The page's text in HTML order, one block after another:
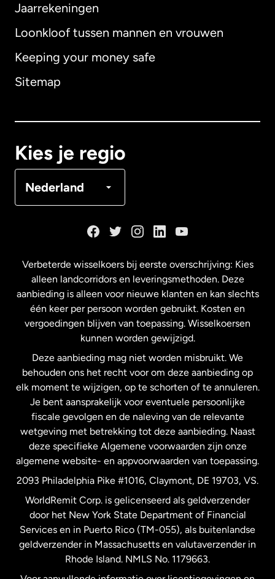
Jaarrekeningen
Loonkloof tussen mannen en vrouwen
Keeping your money safe
Sitemap
Kies je regio
Nederland
Australië
Maleisië
Nederland
Nieuw-Zeeland
Spanje
Verenigd Koninkrijk
Verenigde Staten English
Verenigde Staten Español
Zweden
Verbeterde wisselkoers bij eerste overschrijving: Kies
alleen landcorridors en leveringsmethoden. Deze
aanbieding is alleen voor nieuwe klanten en kan slechts
één keer per persoon worden gebruikt. Kosten en
vergoedingen blijven van toepassing. Wisselkoersen
kunnen worden gewijzigd.
Deze aanbieding mag niet worden misbruikt. We
behouden ons het recht voor om deze aanbieding op
elk moment te wijzigen, op te schorten of te annuleren.
Je bent aansprakelijk voor eventuele persoonlijke
fiscale gevolgen en de naleving van de relevante
wetgeving met betrekking tot deze aanbieding. Naast
deze specifieke Algemene voorwaarden zijn onze
algemene website- en appvoorwaarden van toepassing.
2093 Philadelphia Pike #1016, Claymont, DE 19703, VS.
WorldRemit Corp. is gelicenseerd als geldverzender
door het New York State Department of Financial
Services en in Puerto Rico (TM-055), als buitenlandse
geldverzender in Massachusetts en valutaverzender in
Rhode Island. NMLS No. 1179663.